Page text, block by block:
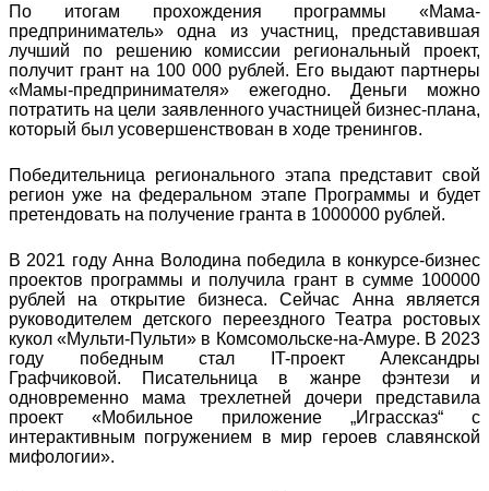
По итогам прохождения программы «Мама-
предприниматель» одна из участниц, представившая
лучший по решению комиссии региональный проект,
получит грант на 100 000 рублей. Его выдают партнеры
«Мамы-предпринимателя» ежегодно. Деньги можно
потратить на цели заявленного участницей бизнес-плана,
который был усовершенствован в ходе тренингов.
Победительница регионального этапа представит свой
регион уже на федеральном этапе Программы и будет
претендовать на получение гранта в 1000000 рублей.
В 2021 году Анна Володина победила в конкурсе-бизнес
проектов программы и получила грант в сумме 100000
рублей на открытие бизнеса. Сейчас Анна является
руководителем детского переездного Театра ростовых
кукол «Мульти-Пульти» в Комсомольске-на-Амуре. В 2023
году победным стал IT-проект Александры
Графчиковой. Писательница в жанре фэнтези и
одновременно мама трехлетней дочери представила
проект «Мобильное приложение „Играссказ“ с
интерактивным погружением в мир героев славянской
мифологии».